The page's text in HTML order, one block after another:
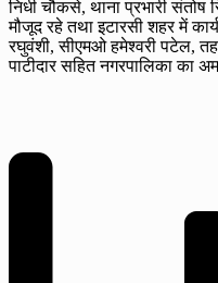
निधी चौकसे, थाना प्रभारी संतोष
मौजूद रहे तथा इटारसी शहर में
रघुवंशी, सीएमओ हमेश्वरी पटेल,
पाटीदार सहित नगरपालिका का